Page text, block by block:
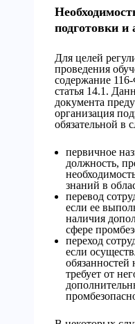
подготовки и
Для целей
проведения
содержание
статья 14.1.
документа
организация
обязательной в
первичное
должность,
знаний в
перевод
если ее
наличия
сфере
переход
если
обязанностей
требует от